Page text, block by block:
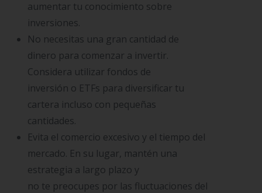
aumentar tu conocimiento sobre
inversiones.
No necesitas una gran cantidad de
dinero para comenzar a invertir.
Considera utilizar fondos de
inversión o ETFs para diversificar tu
cartera incluso con pequeñas
cantidades.
Evita el comercio excesivo y el tiempo del
mercado. En su lugar, mantén una
estrategia a largo plazo y
no te preocupes por las fluctuaciones del